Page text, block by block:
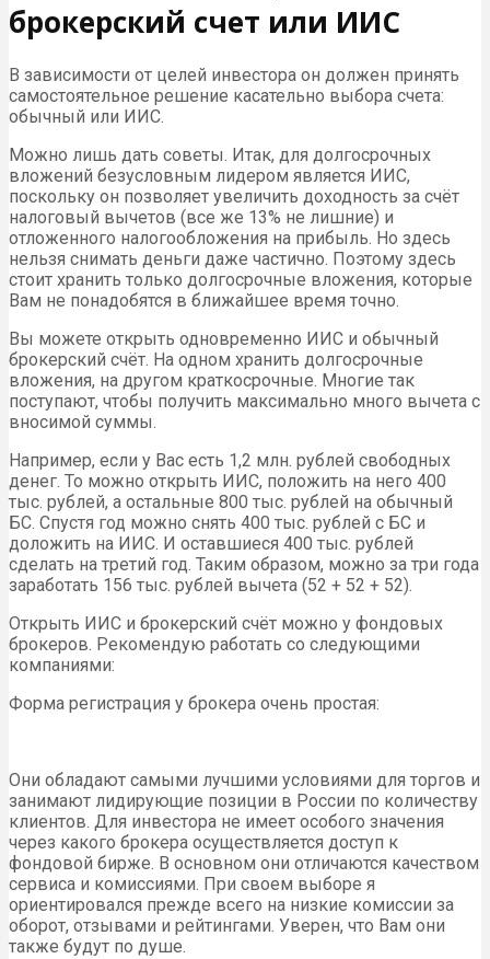
брокерский счет или ИИС
В зависимости от целей инвестора он должен принять
самостоятельное решение касательно выбора счета:
обычный или ИИС.
Можно лишь дать советы. Итак, для долгосрочных
вложений безусловным лидером является ИИС,
поскольку он позволяет увеличить доходность за счёт
налоговый вычетов (все же 13% не лишние) и
отложенного налогообложения на прибыль. Но здесь
нельзя снимать деньги даже частично. Поэтому здесь
стоит хранить только долгосрочные вложения, которые
Вам не понадобятся в ближайшее время точно.
Вы можете открыть одновременно ИИС и обычный
брокерский счёт. На одном хранить долгосрочные
вложения, на другом краткосрочные. Многие так
поступают, чтобы получить максимально много вычета с
вносимой суммы.
Например, если у Вас есть 1,2 млн. рублей свободных
денег. То можно открыть ИИС, положить на него 400
тыс. рублей, а остальные 800 тыс. рублей на обычный
БС. Спустя год можно снять 400 тыс. рублей с БС и
доложить на ИИС. И оставшиеся 400 тыс. рублей
сделать на третий год. Таким образом, можно за три года
заработать 156 тыс. рублей вычета (52 + 52 + 52).
Открыть ИИС и брокерский счёт можно у фондовых
брокеров. Рекомендую работать со следующими
компаниями:
Форма регистрация у брокера очень простая:
Они обладают самыми лучшими условиями для торгов и
занимают лидирующие позиции в России по количеству
клиентов. Для инвестора не имеет особого значения
через какого брокера осуществляется доступ к
фондовой бирже. В основном они отличаются качеством
сервиса и комиссиями. При своем выборе я
ориентировался прежде всего на низкие комиссии за
оборот, отзывами и рейтингами. Уверен, что Вам они
также будут по душе.